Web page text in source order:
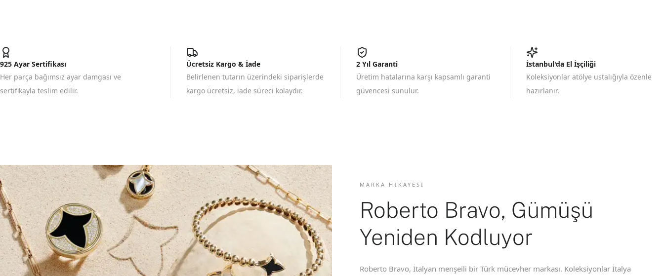
925 Ayar Sertifikası
Her parça bağımsız ayar damgası ve
sertifikayla teslim edilir.
Ücretsiz Kargo & İade
Belirlenen tutarın üzerindeki siparişlerde
kargo ücretsiz, iade süreci kolaydır.
2 Yıl Garanti
Üretim hatalarına karşı kapsamlı garanti
güvencesi sunulur.
İstanbul'da El İşçiliği
Koleksiyonlar atölye ustalığıyla özenle
hazırlanır.
MARKA HIKAYESI
Roberto Bravo, Gümüşü
Yeniden Kodluyor
Roberto Bravo, İtalyan menşeili bir Türk mücevher markası. Koleksiyonlar İtalya